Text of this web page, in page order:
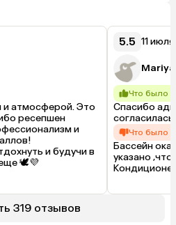
и атмосферой. Это
ресепшен
и
и будучи в
🕊️💜
5.5 11
Mariya
Что было
Спасибо
Что было
Бассейн
указано
319 отзывов